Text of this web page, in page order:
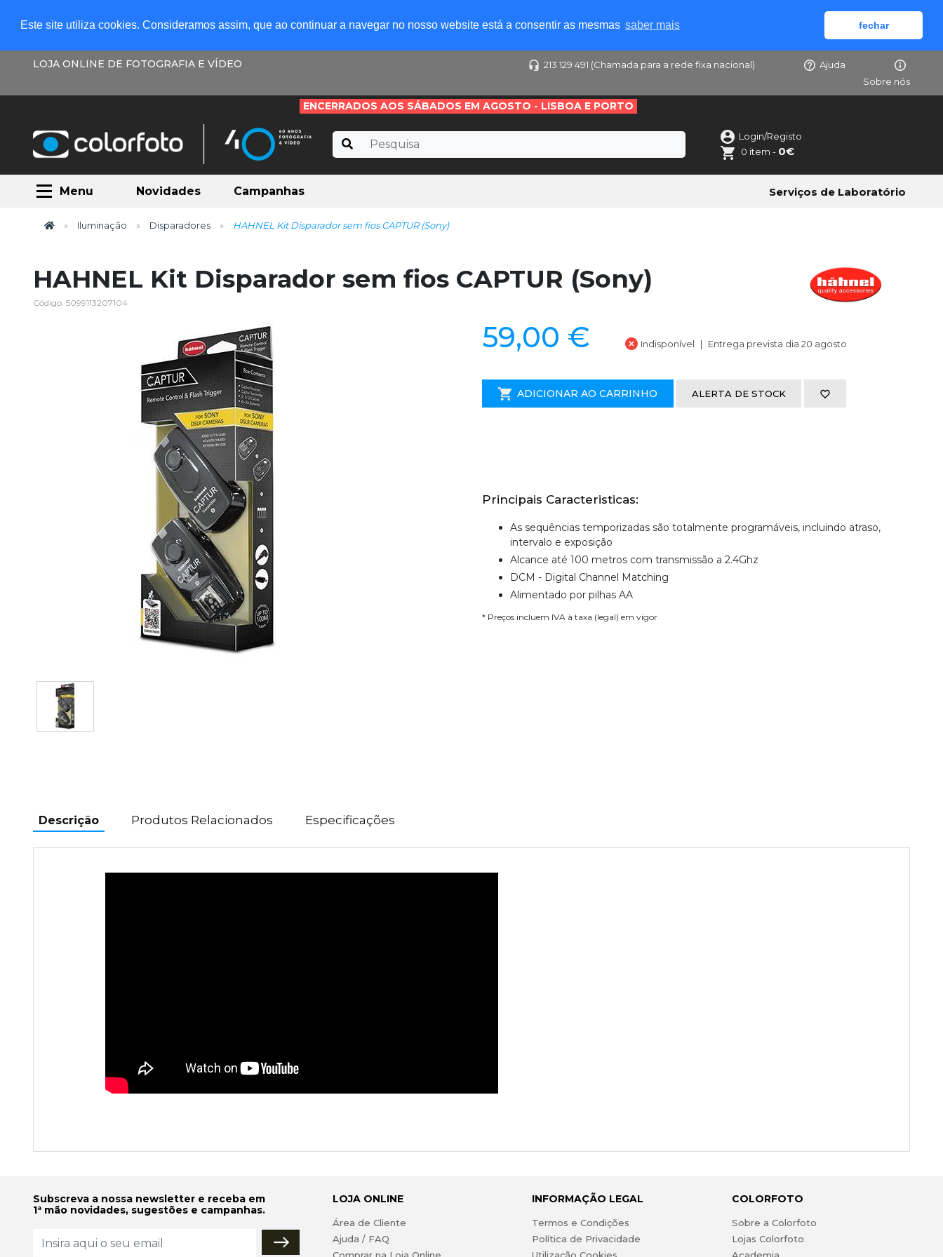
Este site utiliza cookies. Consideramos assim, que ao continuar a navegar no nosso website está a consentir as mesmas saber mais fechar
LOJA ONLINE DE FOTOGRAFIA E VÍDEO 213 129 491 (Chamada para a rede fixa nacional)
Ajuda
Sobre nós
ENCERRADOS AOS SÁBADOS EM AGOSTO - LISBOA E PORTO
Login/Registo
0 item - 0€
Menu Novidades Campanhas Serviços de Laboratório
Iluminação Disparadores HAHNEL Kit Disparador sem fios CAPTUR (Sony)
HAHNEL Kit Disparador sem fios CAPTUR (Sony)
Código: 5099113207104
59,00 € Indisponível Entrega prevista dia 20 agosto
ADICIONAR AO CARRINHO ALERTA DE STOCK
Principais Caracteristicas:
As sequências temporizadas são totalmente programáveis, incluindo atraso,
intervalo e exposição
Alcance até 100 metros com transmissão a 2.4Ghz
DCM - Digital Channel Matching
Alimentado por pilhas AA
* Preços incluem IVA à taxa (legal) em vigor
Descrição Produtos Relacionados Especificações
Subscreva a nossa newsletter e receba em
1ª mão novidades, sugestões e campanhas.
LOJA ONLINE
Área de Cliente
Ajuda / FAQ
Comprar na Loja Online
INFORMAÇÃO LEGAL
Termos e Condições
Política de Privacidade
Utilização Cookies
COLORFOTO
Sobre a Colorfoto
Lojas Colorfoto
Academia